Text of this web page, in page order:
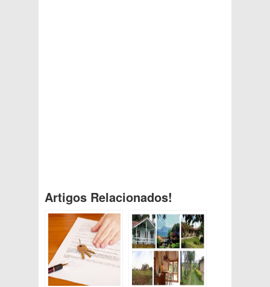
Artigos Relacionados!